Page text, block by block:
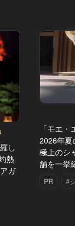
し
熱
ガ
「モエ
2026年夏
極上のシ
舗を一挙
PR #